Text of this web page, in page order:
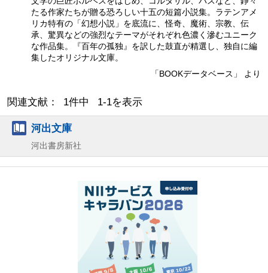
たる作家たちが贈る恐ろしい十五の短篇小説集。ラテンアメ
リカ特有の「幻想小説」を底流に、怪奇、魔術、宗教、伝
承、驚異などの強烈なテーマがそれぞれ色濃く滲むユニーク
な作品集。『百年の孤独』を訳した鼓直が精選し、独自に編
集したオリジナル文庫。
「BOOKデータベース」 より
関連文献： 1件中 1-1を表示
河出文庫
河出書房新社